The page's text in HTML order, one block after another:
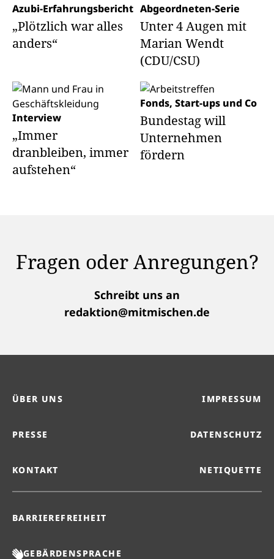
Azubi-Erfahrungsbericht
„Plötzlich war alles
anders“
Abgeordneten-Serie
Unter 4 Augen mit
Marian Wendt
(CDU/CSU)
Interview
„Immer
dranbleiben, immer
aufstehen“
Fonds, Start-ups und Co
Bundestag will
Unternehmen
fördern
Fragen oder Anregungen?
Schreibt uns an
redaktion@mitmischen.de
ÜBER UNS IMPRESSUM
PRESSE DATENSCHUTZ
KONTAKT NETIQUETTE
BARRIEREFREIHEIT
GEBÄRDENSPRACHE